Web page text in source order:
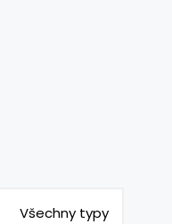
Všechny typy